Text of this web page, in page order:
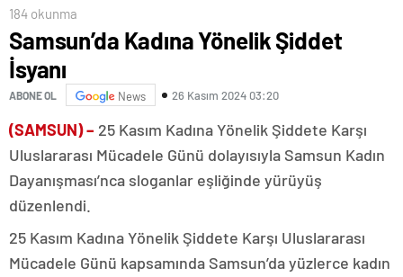
184 okunma
Samsun’da Kadına Yönelik Şiddet
İsyanı
ABONE OL News 26 Kasım 2024 03:20
(SAMSUN) – 25 Kasım Kadına Yönelik Şiddete Karşı
Uluslararası Mücadele Günü dolayısıyla Samsun Kadın
Dayanışması’nca sloganlar eşliğinde yürüyüş
düzenlendi.
25 Kasım Kadına Yönelik Şiddete Karşı Uluslararası
Mücadele Günü kapsamında Samsun’da yüzlerce kadın